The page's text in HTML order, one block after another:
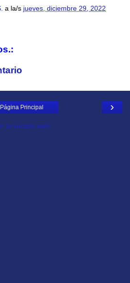
a la/s jueves, diciembre 29, 2022
›
Página Principal
la versión web